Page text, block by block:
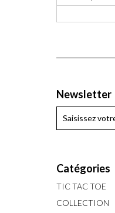
Newsletter
Catégories
TIC TAC TOE
COLLECTION